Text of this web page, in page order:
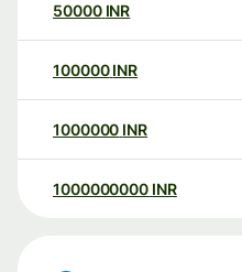
50000 INR
100000 INR
1000000 INR
1000000000 INR